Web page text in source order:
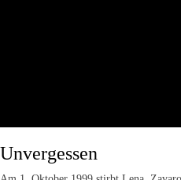
Unvergessen